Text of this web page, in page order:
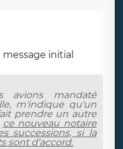
initial
avions mandaté
m'indique qu'un
prendre un autre
ce nouveau notaire
successions, si la
sont d'accord.